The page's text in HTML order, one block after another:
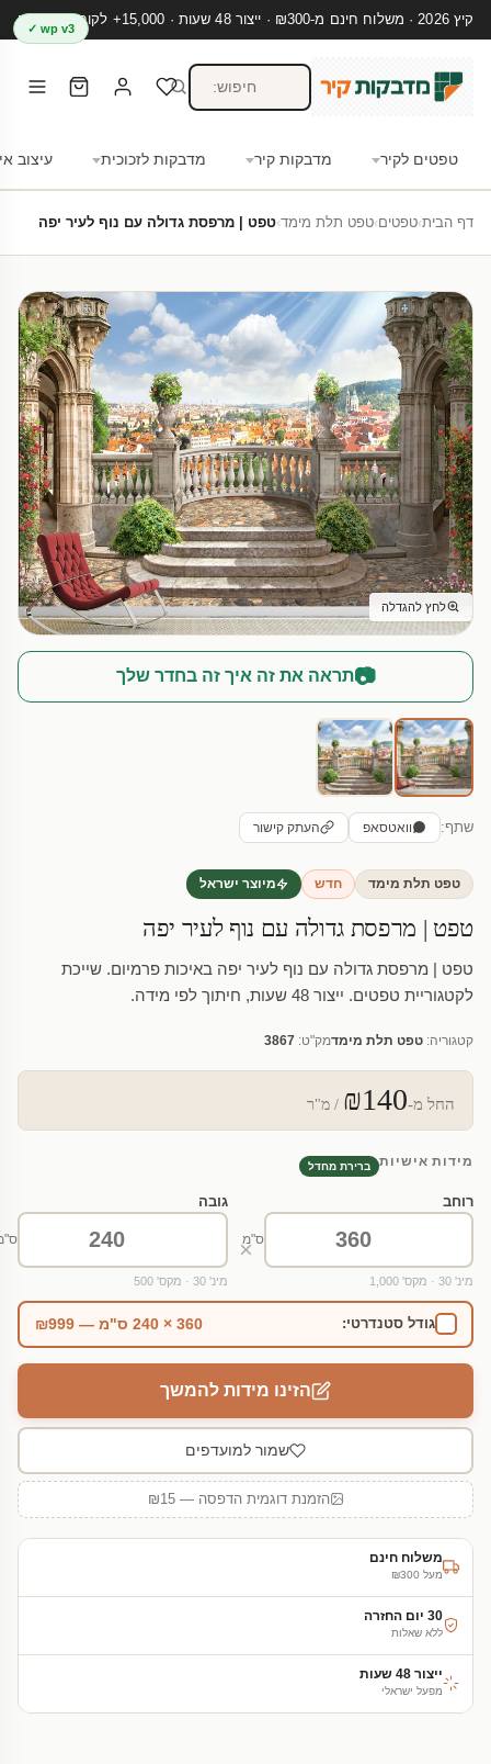
קיץ 2026 · משלוח חינם מ-₪300 · ייצור 48 שעות · 15,000+ לקוחות מרוצים
טפטים לקיר מדבקות קיר מדבקות לזכוכית עיצוב
wp v3 ✓
דף הבית›טפטים›טפט תלת מימד›טפט | מרפסת גדולה עם נוף לעיר יפה
לחץ להגדלה
📷תראה את זה איך זה בחדר שלך
שתף: וואטסאפ העתק קישור
טפט תלת מימד חדש מיוצר ישראל
טפט | מרפסת גדולה עם נוף לעיר יפה
טפט | מרפסת גדולה עם נוף לעיר יפה באיכות פרמיום. שייכת
לקטגוריית טפטים. ייצור 48 שעות, חיתוך לפי מידה.
קטגוריה: טפט תלת מימדמק"ט: 3867
החל מ-₪140 / מ"ר
מידות אישיות ברירת מחדל
רוחב
ס"מ
מינ' 30 · מקס' 1,000
×
גובה
מינ' 30 · מקס' 500
גודל סטנדרטי: 360 × 240 ס"מ — ₪999
הזינו מידות להמשך
שמור למועדפים
הזמנת דוגמית הדפסה — ₪15
משלוח חינם
מעל ₪300
30 יום החזרה
ללא שאלות
ייצור 48 שעות
מפעל ישראלי